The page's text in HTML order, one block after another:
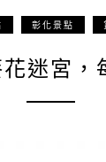
彰化景點
迷宮，